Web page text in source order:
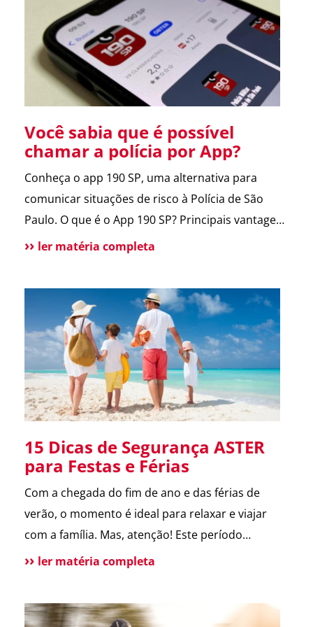
entregador e morador. Um armário inteligente,
seguro e disponível […]
Você sabia que é possível
chamar a polícia por App?
Conheça o app 190 SP, uma alternativa para
comunicar situações de risco à Polícia de São
Paulo. O que é o App 190 SP? Principais vantagens
e benefícios para a população Situações de uso
tradicional ainda disponível Conclusão O app 190
melhora a comunicação […]
ler matéria completa
15 Dicas de Segurança ASTER
para Festas e Férias
Com a chegada do fim de ano e das férias de
verão, o momento é ideal para relaxar e viajar
com a família. Mas, atenção! Este período
também é marcado por um aumento de
segurança que destacamos ao longo de 2024.
ler matéria completa